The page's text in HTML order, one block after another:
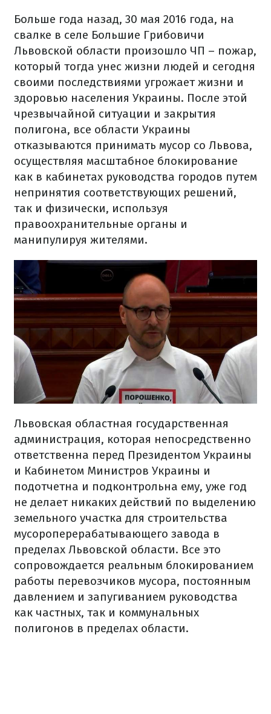
Больше года назад, 30 мая 2016 года, на
свалке в селе Большие Грибовичи
Львовской области произошло ЧП – пожар,
который тогда унес жизни людей и сегодня
своими последствиями угрожает жизни и
здоровью населения Украины. После этой
чрезвычайной ситуации и закрытия
полигона, все области Украины
отказываются принимать мусор со Львова,
осуществляя масштабное блокирование
как в кабинетах руководства городов путем
непринятия соответствующих решений,
так и физически, используя
правоохранительные органы и
манипулируя жителями.
Львовская областная государственная
администрация, которая непосредственно
ответственна перед Президентом Украины
и Кабинетом Министров Украины и
подотчетна и подконтрольна ему, уже год
не делает никаких действий по выделению
земельного участка для строительства
мусороперерабатывающего завода в
пределах Львовской области. Все это
сопровождается реальным блокированием
работы перевозчиков мусора, постоянным
давлением и запугиванием руководства
как частных, так и коммунальных
полигонов в пределах области.